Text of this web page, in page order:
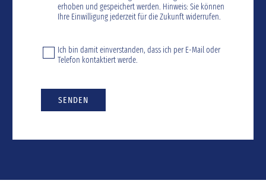
erhoben und gespeichert werden. Hinweis: Sie können
Ihre Einwilligung jederzeit für die Zukunft widerrufen.
Ich bin damit einverstanden, dass ich per E-Mail oder
Telefon kontaktiert werde.
SENDEN